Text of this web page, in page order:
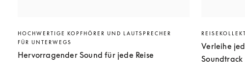
HOCHWERTIGE KOPFHÖRER UND LAUTSPRECHER
FÜR UNTERWEGS
Hervorragender Sound für jede Reise
Verleihe
Soundtrack